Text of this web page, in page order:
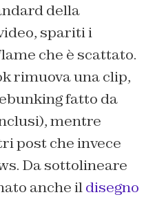
della
spariti i
che è scattato.
rimuova una clip,
fatto da
mentre
post che invece
Da sottolineare
anche ildisegno